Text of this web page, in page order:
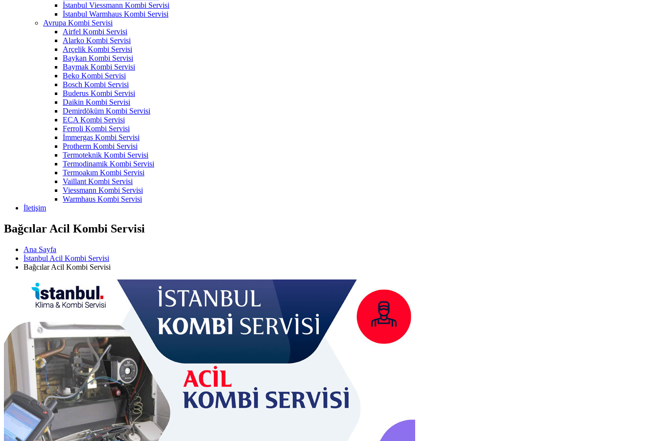
İstanbul Viessmann Kombi Servisi
İstanbul Warmhaus Kombi Servisi
Avrupa Kombi Servisi
Airfel Kombi Servisi
Alarko Kombi Servisi
Arçelik Kombi Servisi
Baykan Kombi Servisi
Baymak Kombi Servisi
Beko Kombi Servisi
Bosch Kombi Servisi
Buderus Kombi Servisi
Daikin Kombi Servisi
Demirdöküm Kombi Servisi
ECA Kombi Servisi
Ferroli Kombi Servisi
İmmergas Kombi Servisi
Protherm Kombi Servisi
Termoteknik Kombi Servisi
Termodinamik Kombi Servisi
Termoakım Kombi Servisi
Vaillant Kombi Servisi
Viessmann Kombi Servisi
Warmhaus Kombi Servisi
İletişim
Bağcılar Acil Kombi Servisi
Ana Sayfa
İstanbul Acil Kombi Servisi
Bağcılar Acil Kombi Servisi